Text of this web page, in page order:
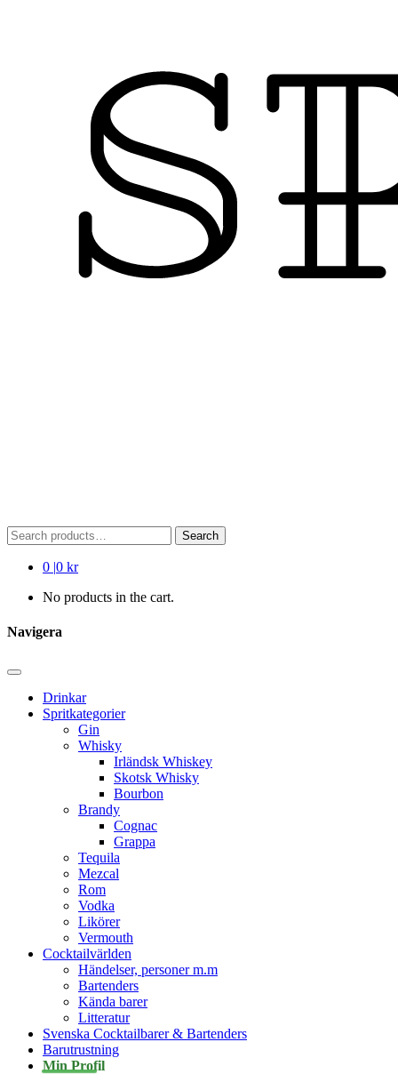
Search
for:
Search
0 |0 kr
No products in the cart.
Navigera
Drinkar
Spritkategorier
Gin
Whisky
Irländsk Whiskey
Skotsk Whisky
Bourbon
Brandy
Cognac
Grappa
Tequila
Mezcal
Rom
Vodka
Likörer
Vermouth
Cocktailvärlden
Händelser, personer m.m
Bartenders
Kända barer
Litteratur
Svenska Cocktailbarer & Bartenders
Barutrustning
Min Profil